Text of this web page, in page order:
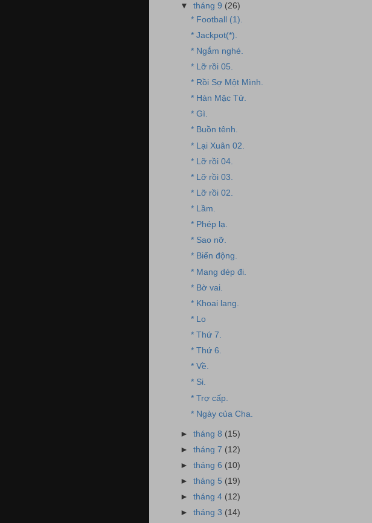
▼tháng 9 (26)
* Football (1).
* Jackpot(*).
* Ngắm nghé.
* Lỡ rồi 05.
* Rồi Sợ Một Mình.
* Hàn Mặc Tử.
* Gì.
* Buồn tênh.
* Lại Xuân 02.
* Lỡ rồi 04.
* Lỡ rồi 03.
* Lỡ rồi 02.
* Lầm.
* Phép lạ.
* Sao nỡ.
* Biển động.
* Mang dép đi.
* Bờ vai.
* Khoai lang.
* Lo
* Thứ 7.
* Thứ 6.
* Về.
* Si.
* Trợ cấp.
* Ngày của Cha.
►tháng 8 (15)
►tháng 7 (12)
►tháng 6 (10)
►tháng 5 (19)
►tháng 4 (12)
►tháng 3 (14)